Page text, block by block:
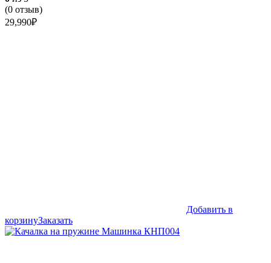
(0 отзыв)
29,990₽
Добавить в
корзинуЗаказать